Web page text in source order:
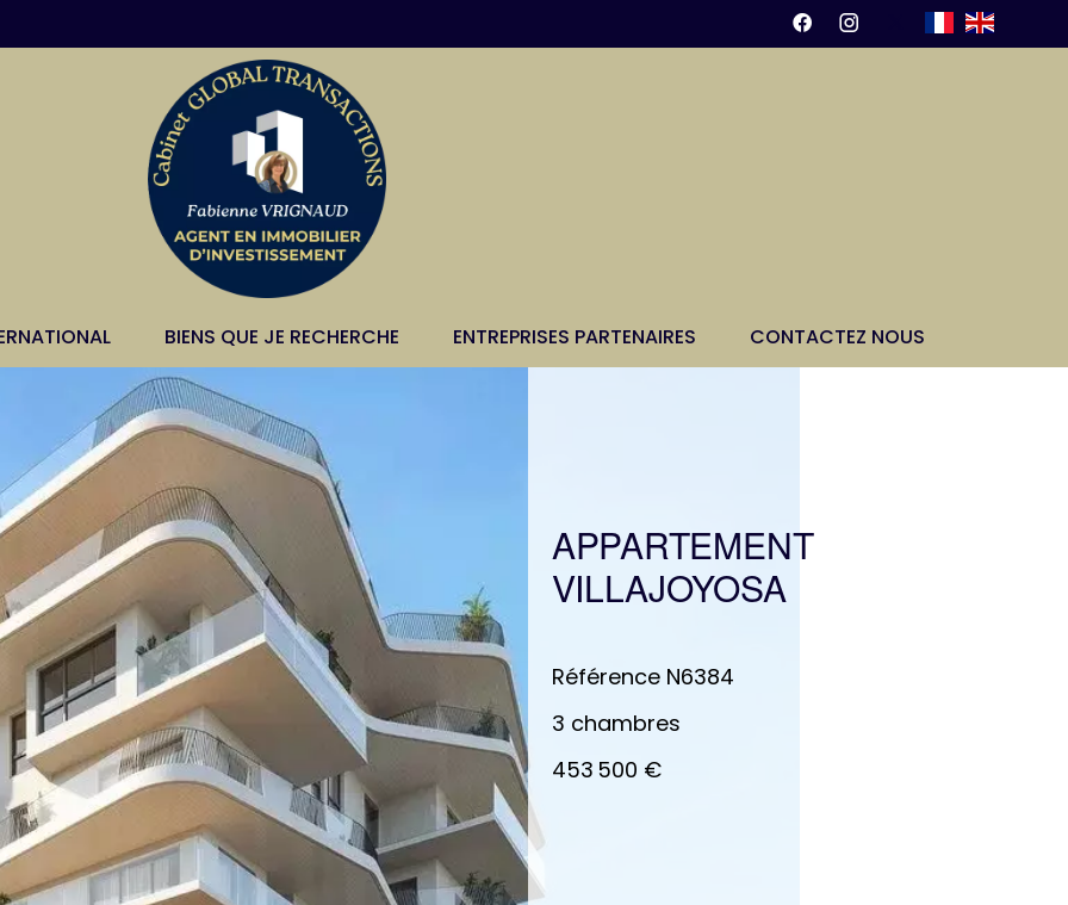
BIENS QUE JE RECHERCHE ENTREPRISES PARTENAIRES CONTACTEZ NOUS
APPARTEMENT
VILLAJOYOSA
Référence N6384
3 chambres
453 500 €